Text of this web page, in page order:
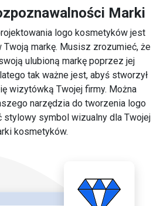
Marki
logo kosmetyków jest
Twoją markę. Musisz zrozumieć, że
ulubioną markę poprzez jej
tak ważne jest, abyś stworzył
wizytówką Twojej firmy. Można
narzędzia do tworzenia logo
stylowy symbol wizualny dla Twojej
kosmetyków.